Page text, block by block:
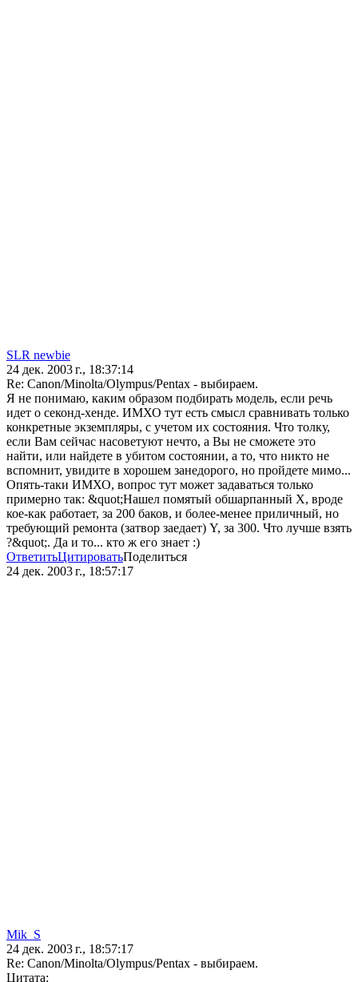
SLR newbie
24 дек. 2003 г., 18:37:14
Re: Canon/Minolta/Olympus/Pentax - выбираем.
Я не понимаю, каким образом подбирать модель, если речь
идет о секонд-хенде. ИМХО тут есть смысл сравнивать только
конкретные экземпляры, с учетом их состояния. Что толку,
если Вам сейчас насоветуют нечто, а Вы не сможете это
найти, или найдете в убитом состоянии, а то, что никто не
вспомнит, увидите в хорошем занедорого, но пройдете мимо...
Опять-таки ИМХО, вопрос тут может задаваться только
примерно так: &quot;Нашел помятый обшарпанный X, вроде
кое-как работает, за 200 баков, и более-менее приличный, но
требующий ремонта (затвор заедает) Y, за 300. Что лучше взять
?&quot;. Да и то... кто ж его знает :)
ОтветитьЦитироватьПоделиться
24 дек. 2003 г., 18:57:17
Mik_S
24 дек. 2003 г., 18:57:17
Re: Canon/Minolta/Olympus/Pentax - выбираем.
Цитата: